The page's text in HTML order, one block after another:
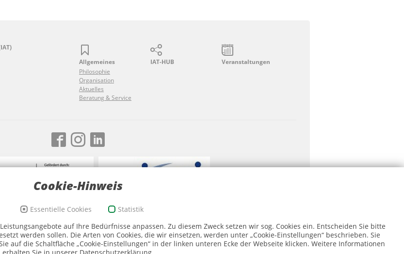
Allgemeines
Philosophie
Organisation
Aktuelles
Beratung & Service
IAT-HUB Veranstaltungen
Piktogramme: ©DOSB/Sportdeutschland
Cookie-Hinweis
Essentielle Cookies
Statistik
auf Ihre Bedürfnisse anpassen. Zu diesem Zweck setzen wir sog. Cookies ein. Entscheiden Sie bitte
werden sollen. Die Arten von Cookies, die wir einsetzen, werden unter „Cookie-Einstellungen“ beschrieben. Sie
die Schaltfläche „Cookie-Einstellungen“ in der linken unteren Ecke der Webseite klicken. Weitere Informationen